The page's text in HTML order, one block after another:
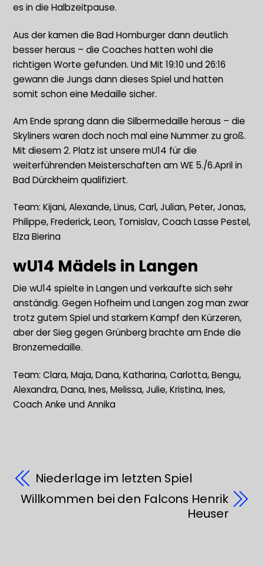
es in die Halbzeitpause.
Aus der kamen die Bad Homburger dann deutlich
besser heraus – die Coaches hatten wohl die
richtigen Worte gefunden. Und Mit 19:10 und 26:16
gewann die Jungs dann dieses Spiel und hatten
somit schon eine Medaille sicher.
Am Ende sprang dann die Silbermedaille heraus – die
Skyliners waren doch noch mal eine Nummer zu groß.
Mit diesem 2. Platz ist unsere mU14 für die
weiterführenden Meisterschaften am WE 5./6.April in
Bad Dürckheim qualifiziert.
Team: Kijani, Alexande, Linus, Carl, Julian, Peter, Jonas,
Philippe, Frederick, Leon, Tomislav, Coach Lasse Pestel,
Elza Bierina
wU14 Mädels in Langen
Die wU14 spielte in Langen und verkaufte sich sehr
anständig. Gegen Hofheim und Langen zog man zwar
trotz gutem Spiel und starkem Kampf den Kürzeren,
aber der Sieg gegen Grünberg brachte am Ende die
Bronzemedaille.
Team: Clara, Maja, Dana, Katharina, Carlotta, Bengu,
Alexandra, Dana, Ines, Melissa, Julie, Kristina, Ines,
Coach Anke und Annika
Niederlage im letzten Spiel
Willkommen bei den Falcons Henrik
Heuser